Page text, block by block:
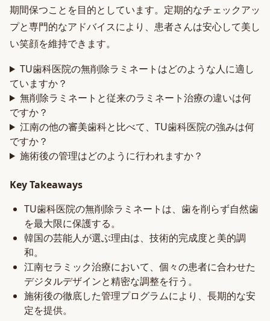
期間保つことを目的としています。定期的なチェックアッ
プと専門的なアドバイスにより、患者さんは安心して美し
い笑顔を維持できます。
TU歯科医院の無削除ラミネートはどのような人に適し
ていますか？
無削除ラミネートと従来のラミネート治療の違いは何
ですか？
江南の他の審美歯科と比べて、TU歯科医院の強みは何
ですか？
施術後の管理はどのように行われますか？
Key Takeaways
TU歯科医院の無削除ラミネートは、歯を削らず自然歯
を最大限に保護する。
韓国の芸能人が選ぶ理由は、技術的完成度と美的調
和。
江南セラミック治療において、個々の患者に合わせた
デジタルデザインと精密な調整を行う。
施術後の徹底した管理プログラムにより、長期的な安
定を提供。